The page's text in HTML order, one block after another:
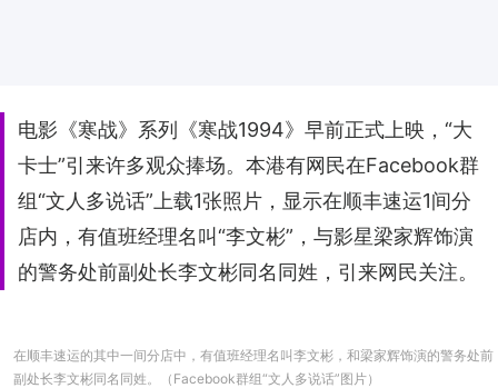
电影《寒战》系列《寒战1994》早前正式上映，“大
卡士”引来许多观众捧场。本港有网民在Facebook群
组“文人多说话”上载1张照片，显示在顺丰速运1间分
店内，有值班经理名叫“李文彬”，与影星梁家辉饰演
的警务处前副处长李文彬同名同姓，引来网民关注。
在顺丰速运的其中一间分店中，有值班经理名叫李文彬，和梁家辉饰演的警务处前
副处长李文彬同名同姓。（Facebook群组“文人多说话”图片）